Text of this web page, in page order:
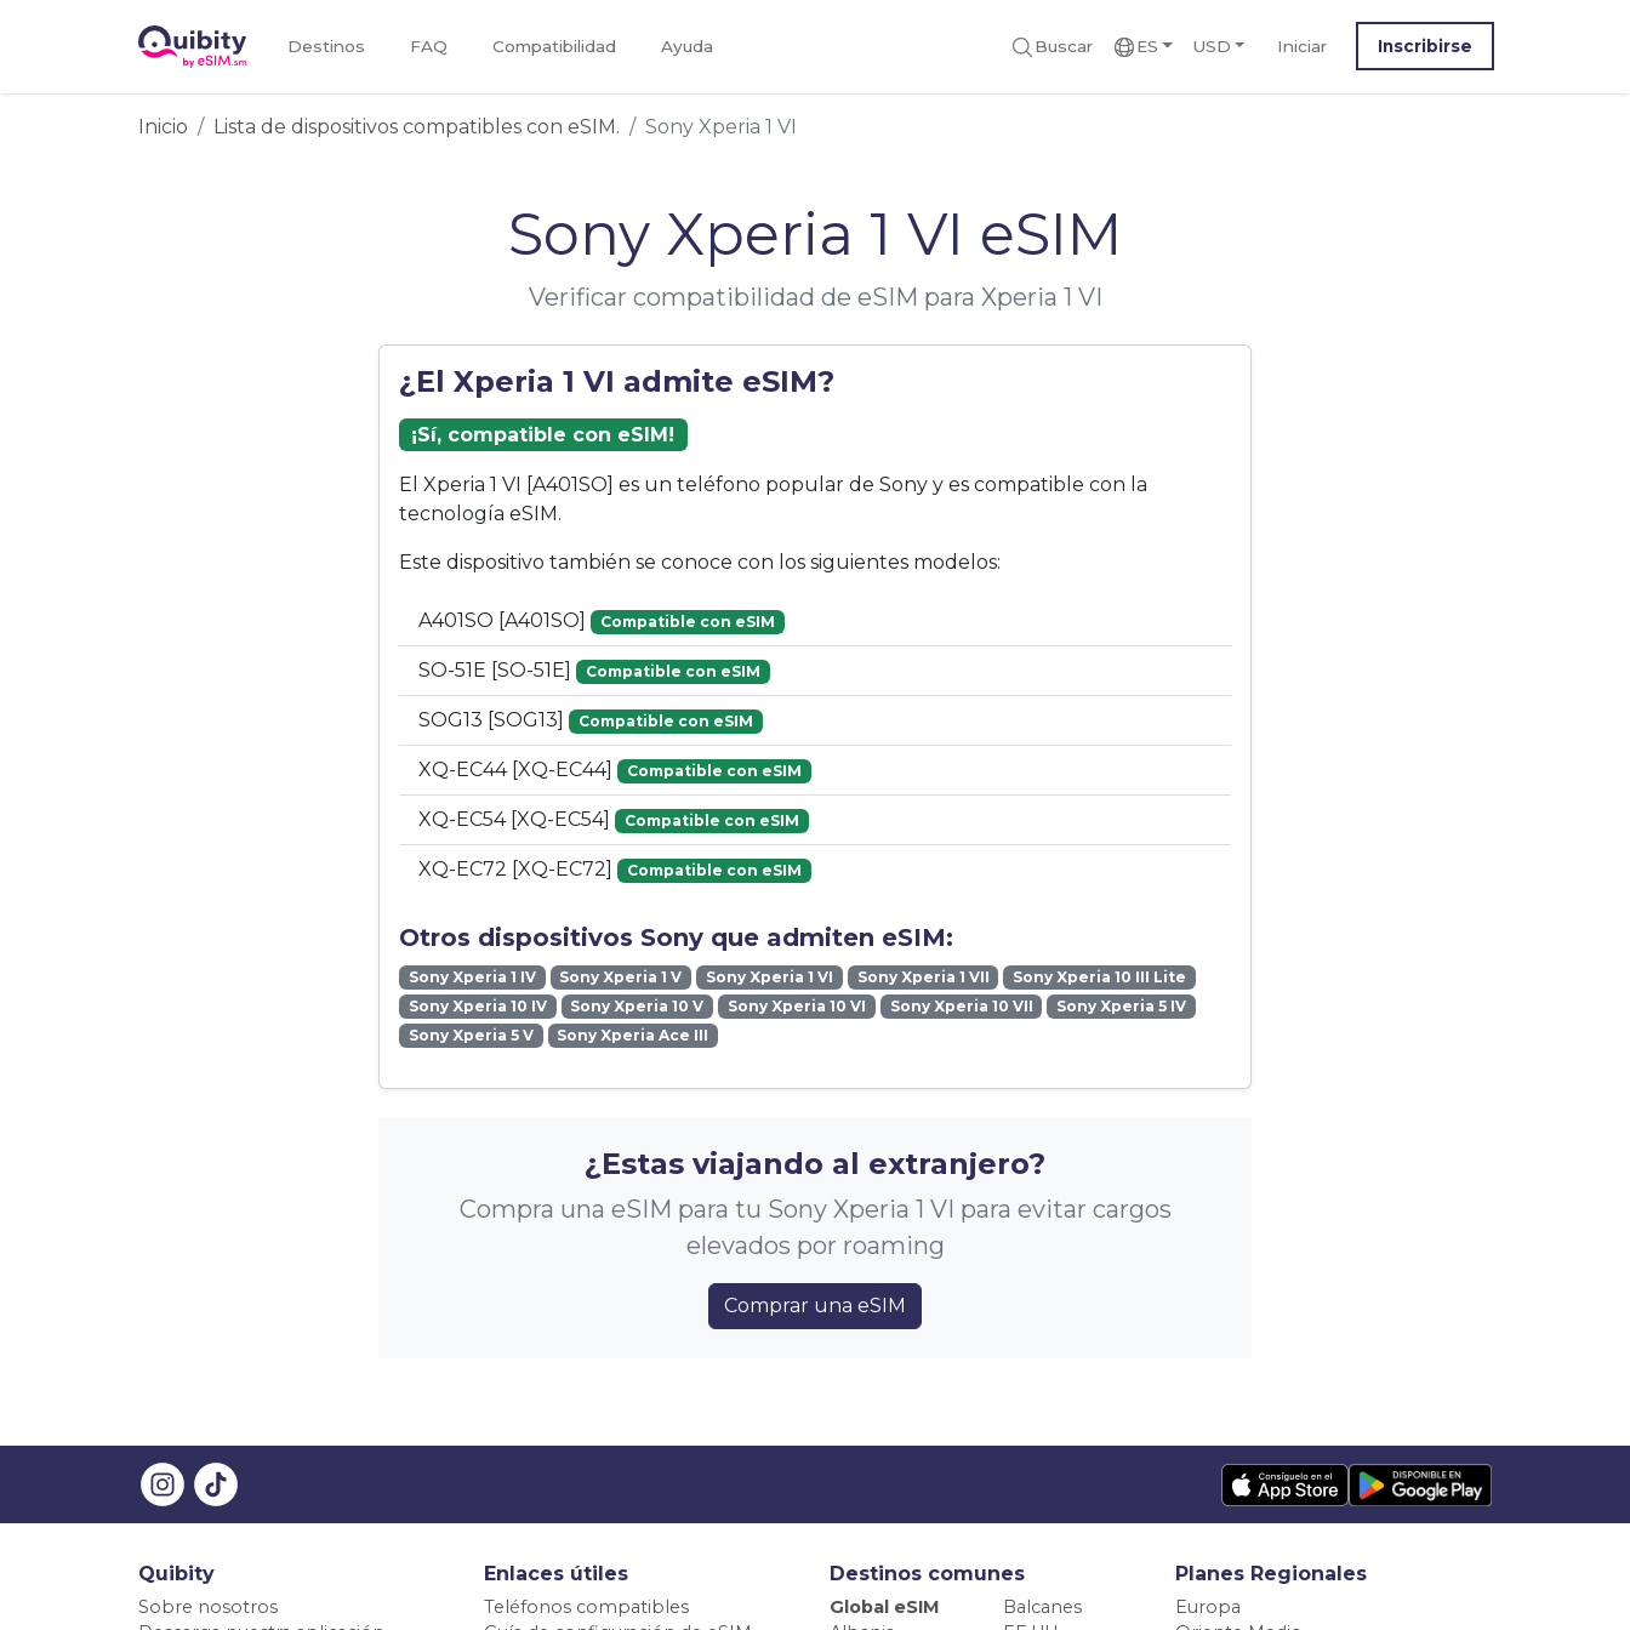
Destinos FAQ Compatibilidad Ayuda Buscar ES USD Iniciar Inscribirse
Inicio Lista de dispositivos compatibles con eSIM. Sony Xperia 1 VI
Sony Xperia 1 VI eSIM
Verificar compatibilidad de eSIM para Xperia 1 VI
¿El Xperia 1 VI admite eSIM?
¡Sí, compatible con eSIM!
El Xperia 1 VI [A401SO] es un teléfono popular de Sony y es compatible con la
tecnología eSIM.
Este dispositivo también se conoce con los siguientes modelos:
A401SO [A401SO] Compatible con eSIM
SO-51E [SO-51E] Compatible con eSIM
SOG13 [SOG13] Compatible con eSIM
XQ-EC44 [XQ-EC44] Compatible con eSIM
XQ-EC54 [XQ-EC54] Compatible con eSIM
XQ-EC72 [XQ-EC72] Compatible con eSIM
Otros dispositivos Sony que admiten eSIM:
Sony Xperia 1 IV Sony Xperia 1 V Sony Xperia 1 VI Sony Xperia 1 VII
Sony Xperia 10 III Lite
Sony Xperia 10 IV
Sony Xperia 10 V Sony Xperia 10 VI Sony Xperia 10 VII
Sony Xperia 5 IV
Sony Xperia 5 V
Sony Xperia Ace III
¿Estas viajando al extranjero?
Compra una eSIM para tu Sony Xperia 1 VI para evitar cargos
elevados por roaming
Comprar una eSIM
Quibity
Sobre nosotros
Enlaces útiles
Teléfonos compatibles
Destinos comunes
Global eSIM
Balcanes
Planes Regionales
Europa